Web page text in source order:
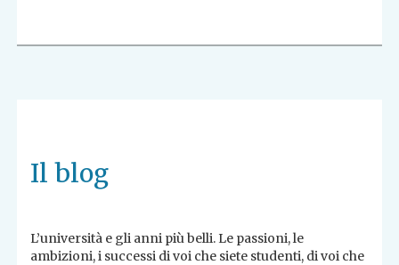
Il blog
L’università e gli anni più belli. Le passioni, le
ambizioni, i successi di voi che siete studenti, di voi che